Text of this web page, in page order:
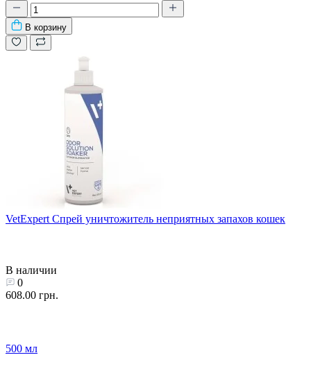
В корзину
VetExpert Спрей уничтожитель неприятных запахов кошек
В наличии
0
608.00 грн.
500 мл